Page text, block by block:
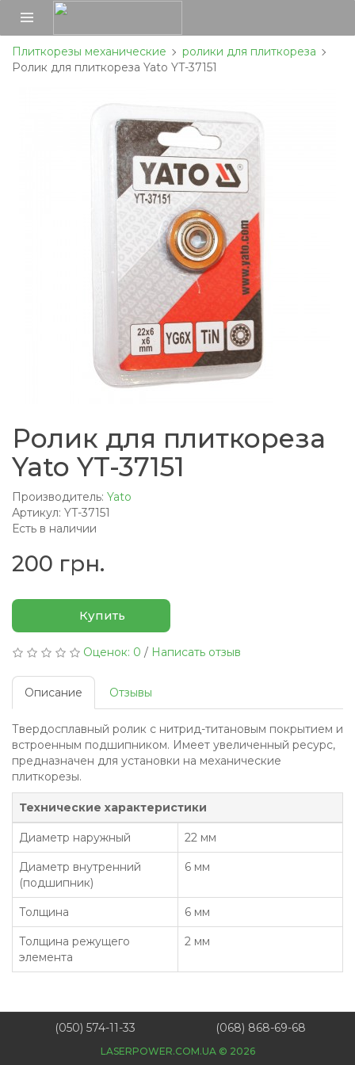
Плиткорезы механические
ролики для плиткореза
Ролик для плиткореза Yato YT-37151
Ролик для плиткореза
Yato YT-37151
Производитель: Yato
Артикул: YT-37151
Есть в наличии
200 грн.
Купить
Оценок: 0 / Написать отзыв
Описание Отзывы
Твердосплавный ролик с нитрид-титановым покрытием и
встроенным подшипником. Имеет увеличенный ресурс,
предназначен для установки на механические
плиткорезы.
Технические характеристики
Диаметр наружный 22 мм
Диаметр внутренний
(подшипник)
6 мм
Толщина 6 мм
Толщина режущего
элемента
2 мм
(050) 574-11-33 (068) 868-69-68
LASERPOWER.COM.UA © 2026